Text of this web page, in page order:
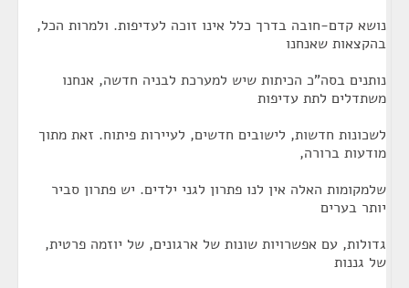
נושא קדם-חובה בדרך כלל אינו זוכה לעדיפות. ולמרות הכל,
בהקצאות שאנחנו
נותנים בסה"כ הכיתות שיש למערכת לבניה חדשה, אנחנו
משתדלים לתת עדיפות
לשכונות חדשות, לישובים חדשים, לעיירות פיתוח. זאת מתוך
מודעות ברורה,
שלמקומות האלה אין לנו פתרון לגני ילדים. יש פתרון סביר
יותר בערים
גדולות, עם אפשרויות שונות של ארגונים, של יוזמה פרטית,
של גננות